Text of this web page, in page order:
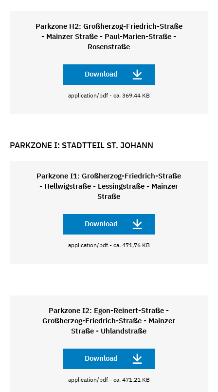
Parkzone H2: Großherzog-Friedrich-Straße
- Mainzer Straße - Paul-Marien-Straße -
Rosenstraße
Download
application/pdf - ca. 369,44 KB
PARKZONE I: STADTTEIL ST. JOHANN
Parkzone I1: Großherzog-Friedrich-Straße
- Hellwigstraße - Lessingstraße - Mainzer
Straße
Download
application/pdf - ca. 471,76 KB
Parkzone I2: Egon-Reinert-Straße -
Großherzog-Friedrich-Straße - Mainzer
Straße - Uhlandstraße
Download
application/pdf - ca. 471,21 KB